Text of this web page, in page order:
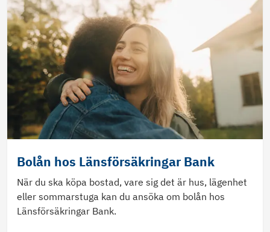
Bolån hos Länsförsäkringar Bank
När du ska köpa bostad, vare sig det är hus, lägenhet
eller sommarstuga kan du ansöka om bolån hos
Länsförsäkringar Bank.